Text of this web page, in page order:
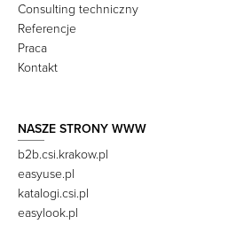
Consulting techniczny
Referencje
Praca
Kontakt
NASZE STRONY WWW
b2b.csi.krakow.pl
easyuse.pl
katalogi.csi.pl
easylook.pl